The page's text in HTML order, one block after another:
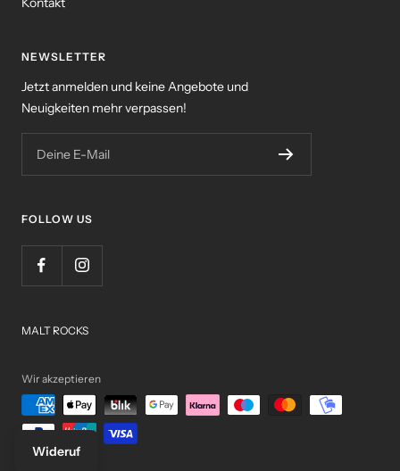
NEWSLETTER
Jetzt anmelden und keine Angebote und
Neuigkeiten mehr verpassen!
Deine E-Mail
FOLLOW US
MALT ROCKS
Wir akzeptieren
Wideruf